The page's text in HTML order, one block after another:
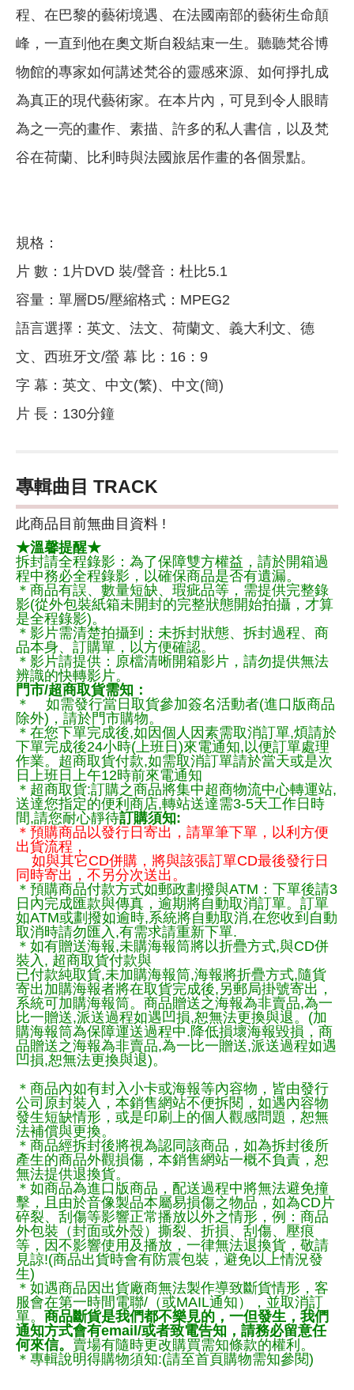
程、在巴黎的藝術境遇、在法國南部的藝術生命顛
峰，一直到他在奧文斯自殺結束一生。聽聽梵谷博
物館的專家如何講述梵谷的靈感來源、如何掙扎成
為真正的現代藝術家。在本片內，可見到令人眼睛
為之一亮的畫作、素描、許多的私人書信，以及梵
谷在荷蘭、比利時與法國旅居作畫的各個景點。
規格：
片 數：1片DVD 裝/聲音：杜比5.1
容量：單層D5/壓縮格式：MPEG2
語言選擇：英文、法文、荷蘭文、義大利文、德
文、西班牙文/螢 幕 比：16：9
字 幕：英文、中文(繁)、中文(簡)
片 長：130分鐘
專輯曲目 TRACK
此商品目前無曲目資料 !
★溫馨提醒★
拆封請全程錄影：為了保障雙方權益，請於開箱過
程中務必全程錄影，以確保商品是否有遺漏。
＊商品有誤、數量短缺、瑕疵品等，需提供完整錄
影(從外包裝紙箱未開封的完整狀態開始拍攝，才算
是全程錄影)。
＊影片需清楚拍攝到：未拆封狀態、拆封過程、商
品本身、訂購單，以方便確認。
＊影片請提供：原檔清晰開箱影片，請勿提供無法
辨識的快轉影片。
門市/超商取貨需知：
＊ 如需發行當日取貨參加簽名活動者(進口版商品
除外)，請於門市購物。
＊在您下單完成後,如因個人因素需取消訂單,煩請於
下單完成後24小時(上班日)來電通知,以便訂單處理
作業。超商取貨付款,如需取消訂單請於當天或是次
日上班日上午12時前來電通知
＊超商取貨:訂購之商品將集中超商物流中心轉運站,
送達您指定的便利商店,轉站送達需3-5天工作日時
間,請您耐心靜待訂購須知:
＊預購商品以發行日寄出，請單筆下單，以利方便
出貨流程，
如與其它CD併購，將與該張訂單CD最後發行日
同時寄出，不另分次送出。
＊預購商品付款方式如郵政劃撥與ATM：下單後請3
日內完成匯款與傳真，逾期將自動取消訂單。訂單
如ATM或劃撥如逾時,系統將自動取消,在您收到自動
取消時請勿匯入,有需求請重新下單.
＊如有贈送海報,未購海報筒將以折疊方式,與CD併
裝入, 超商取貨付款與
已付款純取貨,未加購海報筒,海報將折疊方式,隨貨
寄出加購海報者將在取貨完成後,另郵局掛號寄出，
系統可加購海報筒。商品贈送之海報為非賣品,為一
比一贈送,派送過程如遇凹損,恕無法更換與退。(加
購海報筒為保障運送過程中.降低損壞海報毀損，商
品贈送之海報為非賣品,為一比一贈送,派送過程如遇
凹損,恕無法更換與退)。
＊商品內如有封入小卡或海報等內容物，皆由發行
公司原封裝入，本銷售網站不便拆閱，如遇內容物
發生短缺情形，或是印刷上的個人觀感問題，恕無
法補償與更換。
＊商品經拆封後將視為認同該商品，如為拆封後所
產生的商品外觀損傷，本銷售網站一概不負責，恕
無法提供退換貨。
＊如商品為進口版商品，配送過程中將無法避免撞
擊，且由於音像製品本屬易損傷之物品，如為CD片
碎裂、刮傷等影響正常播放以外之情形，例：商品
外包裝（封面或外殼）撕裂、折損、刮傷、壓痕
等，因不影響使用及播放，一律無法退換貨，敬請
見諒!(商品出貨時會有防震包裝，避免以上情況發
生)
＊如遇商品因出貨廠商無法製作導致斷貨情形，客
服會在第一時間電聯/（或MAIL通知），並取消訂
單。 商品斷貨是我們都不樂見的，一但發生，我們
通知方式會有email/或者致電告知，請務必留意任
何來信。 賣場有隨時更改購買需知條款的權利。
＊專輯說明得購物須知:(請至首頁購物需知參閱)